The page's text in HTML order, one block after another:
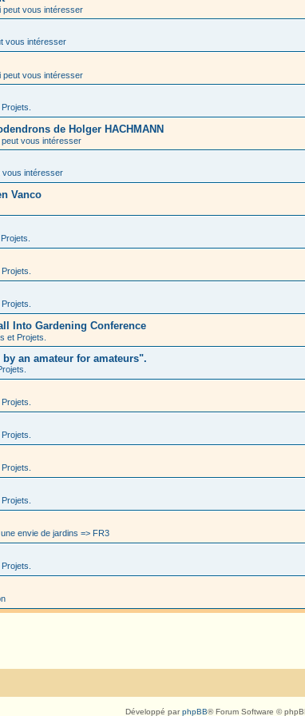
peut vous intéresser
vous intéresser
peut vous intéresser
de Holger HACHMANN
peut vous intéresser
vous intéresser
Vanco
Into Gardening Conference
et Projets.
an amateur for amateurs".
envie de jardins => FR3
Développé parphpBB® Forum Software ©